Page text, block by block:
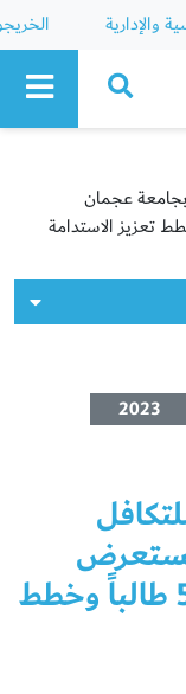
والإدارية
عجمان
2023
مسيرة دعم أكثر من 5,690 طالباً وخطط